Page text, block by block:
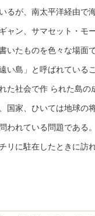
るが、南太平洋経由で
ャン、サマセット・モ
いたものを色々な場面
い島」と呼ばれている
た社会で作 られた島
国家、ひいては地球の
われている問題である。
リに駐在したときに訪